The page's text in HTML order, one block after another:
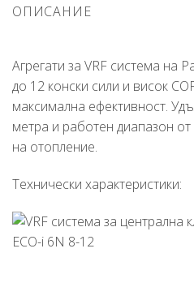
ОПИСАНИЕ
Агрегати за VRF система на
до 12 конски сили и висок
максимална ефективност.
метра и работен диапазон
на отопление.
Технически характеристики: